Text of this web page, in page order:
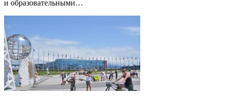
и образовательными…